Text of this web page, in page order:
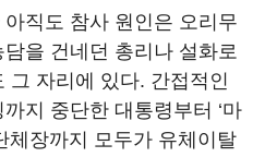
직도 참사 원인은 오리무
을 건네던 총리나 설화로
그 자리에 있다. 간접적인
지 중단한 대통령부터 ‘마
체장까지 모두가 유체이탈